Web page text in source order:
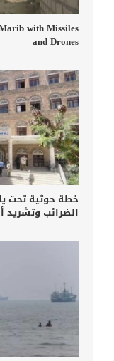
with Missiles
and Drones
خطة حوثية تحت
الضرائب وتشريد أكثر من